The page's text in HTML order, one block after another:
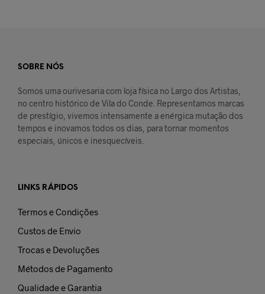
SOBRE NÓS
Somos uma ourivesaria com loja física no Largo dos Artistas,
no centro histórico de Vila do Conde. Representamos marcas
de prestígio, vivemos intensamente a enérgica mutação dos
tempos e inovamos todos os dias, para tornar momentos
especiais, únicos e inesquecíveis.
LINKS RÁPIDOS
Termos e Condições
Custos de Envio
Trocas e Devoluções
Métodos de Pagamento
Qualidade e Garantia